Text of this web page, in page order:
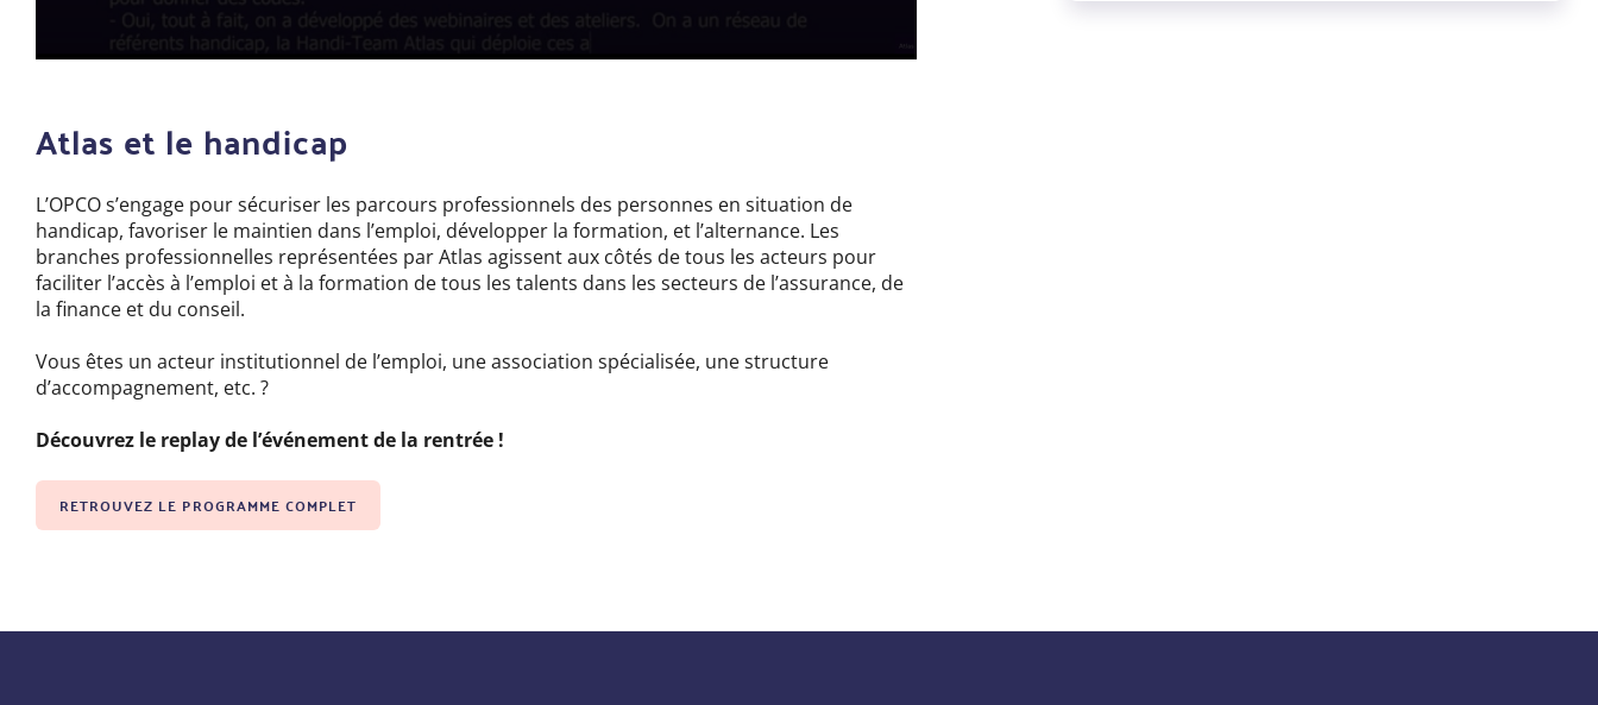
Atlas et le handicap
L’OPCO s’engage pour sécuriser les parcours professionnels des personnes en situation de
handicap,favoriser le maintien dans l’emploi, développer la formation, et l’alternance. Les
branches professionnelles représentées par Atlas agissent aux côtés de tous les acteurs pour
faciliter l’accès à l’emploi et à la formation de tous les talents dans les secteurs de l’assurance, de
la finance et du conseil.
Vous êtes un acteur institutionnel de l’emploi, une association spécialisée, une structure
d’accompagnement, etc. ?
Découvrez le replay de l’événement de la rentrée !
RETROUVEZ LE PROGRAMME COMPLET